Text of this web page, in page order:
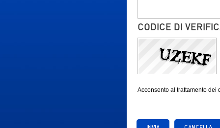
CODICE DI
Acconsento al trattamento